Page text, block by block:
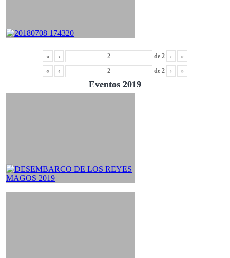
« ‹ de 2 › »
« ‹ de 2 › »
Eventos 2019